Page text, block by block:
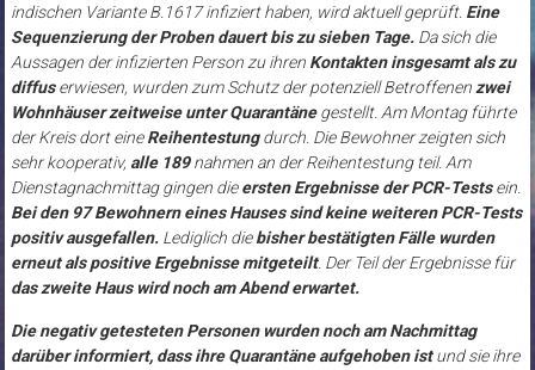
indischen Variante B.1617 infiziert haben, wird aktuell geprüft. Eine
Sequenzierung der Proben dauert bis zu sieben Tage.Da sich die
Aussagen der infizierten Person zu ihren Kontakten insgesamt als zu
diffuserwiesen, wurden zum Schutz der potenziell Betroffenenzwei
Wohnhäuser zeitweise unter Quarantänegestellt. Am Montag führte
der Kreis dort eineReihentestungdurch. Die Bewohner zeigten sich
sehr kooperativ, alle 189nahmen an der Reihentestung teil. Am
Dienstagnachmittag gingen dieersten Ergebnisse der PCR-Testsein.
Bei den 97 Bewohnern eines Hauses sind keine weiteren PCR-Tests
positiv ausgefallen.Lediglich diebisher bestätigten Fälle wurden
erneut als positive Ergebnisse mitgeteilt. Der Teil der Ergebnisse für
das zweite Haus wird noch am Abend erwartet.
Die negativ getesteten Personen wurden noch am Nachmittag
darüber informiert, dass ihre Quarantäne aufgehoben istund sie ihre